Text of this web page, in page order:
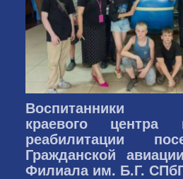
Воспитанники
краевого центра
реабилитации
Гражданской
Филиала им. Б.Г.